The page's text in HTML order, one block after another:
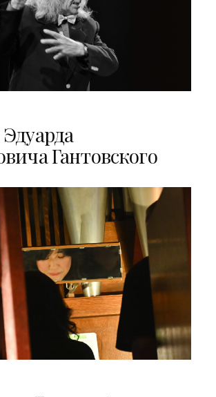
Гантовского